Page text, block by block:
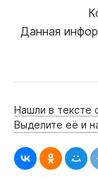
Данная
Нашли в тексте
Выделите её и